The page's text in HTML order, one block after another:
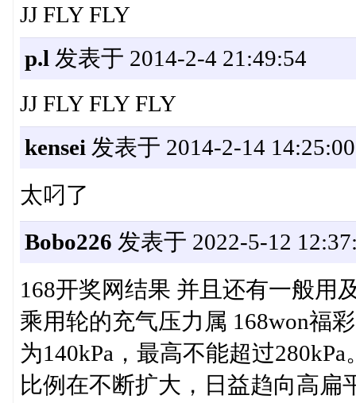
JJ FLY FLY
p.l 发表于 2014-2-4 21:49:54
JJ FLY FLY FLY
kensei 发表于 2014-2-14 14:25:00
太叼了
Bobo226 发表于 2022-5-12
168开奖网结果 并且还有一般用
乘用轮的充气压力属 168won福
为140kPa，最高不能超过
比例在不断扩大，日益趋向高扁